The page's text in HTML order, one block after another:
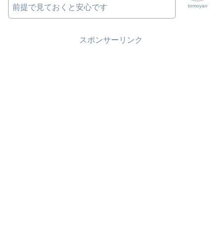
tomoyan
前提で見ておくと安心です
スポンサーリンク